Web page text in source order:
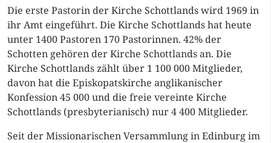
Die erste Pastorin der Kirche Schottlands wird 1969 in
ihr Amt eingeführt. Die Kirche Schottlands hat heute
unter 1400 Pastoren 170 Pastorinnen. 42% der
Schotten gehören der Kirche Schottlands an. Die
Kirche Schottlands zählt über 1 100 000 Mitglieder,
davon hat die Episkopatskirche anglikanischer
Konfession 45 000 und die freie vereinte Kirche
Schottlands (presbyterianisch) nur 4 400 Mitglieder.
Seit der Missionarischen Versammlung in Edinburg im